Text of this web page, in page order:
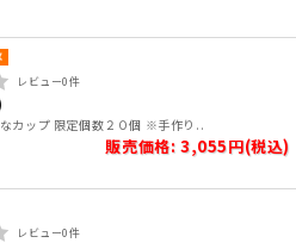
レビュー0件
カップ 限定個数２０個 ※手作り..
販売価格: 3,055円(税込)
レビュー0件